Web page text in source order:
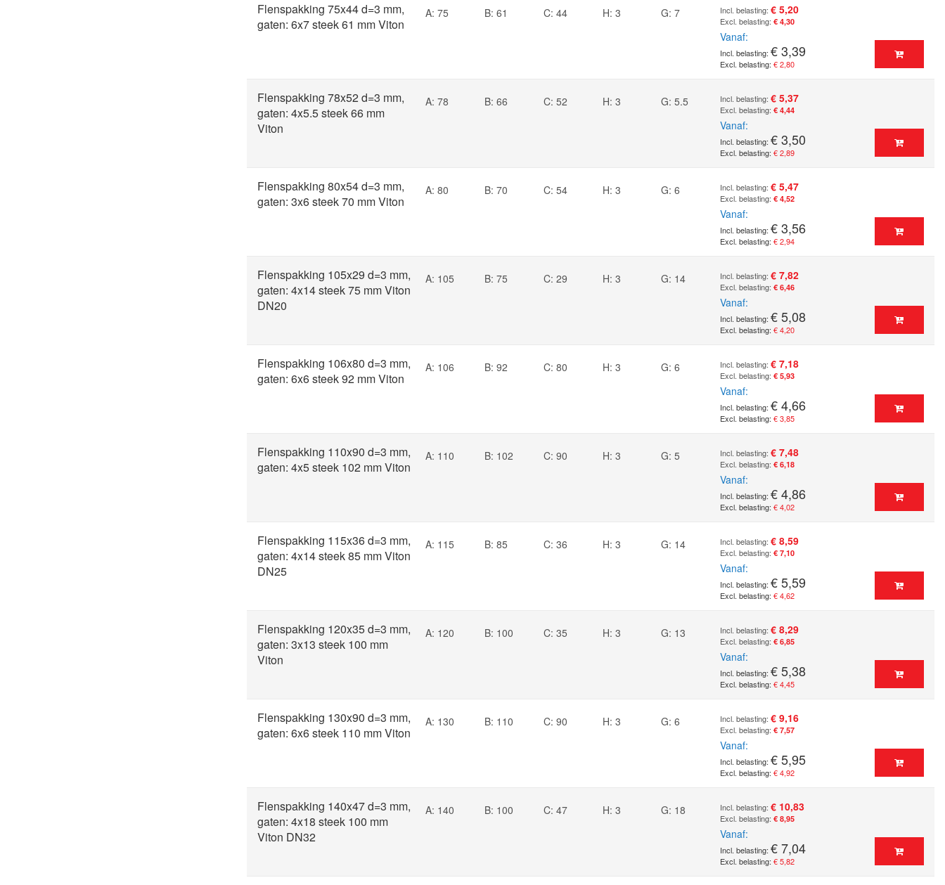
Flenspakking 75x44 d=3 mm,
gaten: 6x7 steek 61 mm Viton
A: 75 B: 61 C: 44 H: 3 G: 7 € 5,20
€ 4,30
Vanaf
€ 3,39
€ 2,80
Flenspakking 78x52 d=3 mm,
gaten: 4x5.5 steek 66 mm
Viton
A: 78 B: 66 C: 52 H: 3 G: 5.5 € 5,37
€ 4,44
Vanaf
€ 3,50
€ 2,89
Flenspakking 80x54 d=3 mm,
gaten: 3x6 steek 70 mm Viton
A: 80 B: 70 C: 54 H: 3 G: 6 € 5,47
€ 4,52
Vanaf
€ 3,56
€ 2,94
Flenspakking 105x29 d=3 mm,
gaten: 4x14 steek 75 mm Viton
DN20
A: 105 B: 75 C: 29 H: 3 G: 14 € 7,82
€ 6,46
Vanaf
€ 5,08
€ 4,20
Flenspakking 106x80 d=3 mm,
gaten: 6x6 steek 92 mm Viton
A: 106 B: 92 C: 80 H: 3 G: 6 € 7,18
€ 5,93
Vanaf
€ 4,66
€ 3,85
Flenspakking 110x90 d=3 mm,
gaten: 4x5 steek 102 mm Viton
A: 110 B: 102 C: 90 H: 3 G: 5 € 7,48
€ 6,18
Vanaf
€ 4,86
€ 4,02
Flenspakking 115x36 d=3 mm,
gaten: 4x14 steek 85 mm Viton
DN25
A: 115 B: 85 C: 36 H: 3 G: 14 € 8,59
€ 7,10
Vanaf
€ 5,59
€ 4,62
Flenspakking 120x35 d=3 mm,
gaten: 3x13 steek 100 mm
Viton
A: 120 B: 100 C: 35 H: 3 G: 13 € 8,29
€ 6,85
Vanaf
€ 5,38
€ 4,45
Flenspakking 130x90 d=3 mm,
gaten: 6x6 steek 110 mm Viton
A: 130 B: 110 C: 90 H: 3 G: 6 € 9,16
€ 7,57
Vanaf
€ 5,95
€ 4,92
Flenspakking 140x47 d=3 mm,
gaten: 4x18 steek 100 mm
Viton DN32
A: 140 B: 100 C: 47 H: 3 G: 18 € 10,83
€ 8,95
Vanaf
€ 7,04
€ 5,82